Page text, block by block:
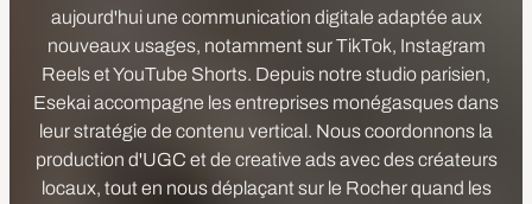
aujourd'hui une communication digitale adaptée aux
nouveaux usages, notamment sur TikTok, Instagram
Reels et YouTube Shorts. Depuis notre studio parisien,
Esekai accompagne les entreprises monégasques dans
leur stratégie de contenu vertical. Nous coordonnons la
production d'UGC et de creative ads avec des créateurs
locaux, tout en nous déplaçant sur le Rocher quand les